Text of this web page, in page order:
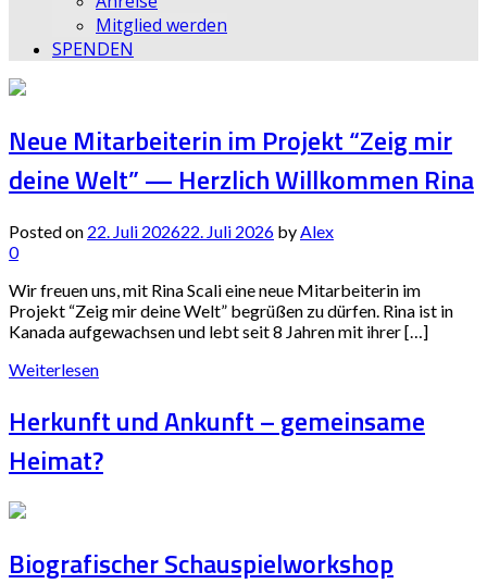
Mitglied werden
SPENDEN
Neue Mitarbeiterin im Projekt “Zeig mir
deine Welt” — Herzlich Willkommen Rina
Posted on 22. Juli 202622. Juli 2026 byAlex
0
Wir freuen uns, mit Rina Scali eine neue Mitarbeiterin im
Projekt “Zeig mir deine Welt” begrüßen zu dürfen. Rina ist in
Kanada aufgewachsen und lebt seit 8 Jahren mit ihrer […]
Weiterlesen
Herkunft und Ankunft – gemeinsame
Heimat?
Biografischer Schauspielworkshop